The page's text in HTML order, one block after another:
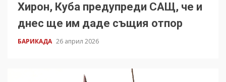
Хирон, Куба предупреди САЩ, че и
днес ще им даде същия отпор
БАРИКАДА 26 април 2026